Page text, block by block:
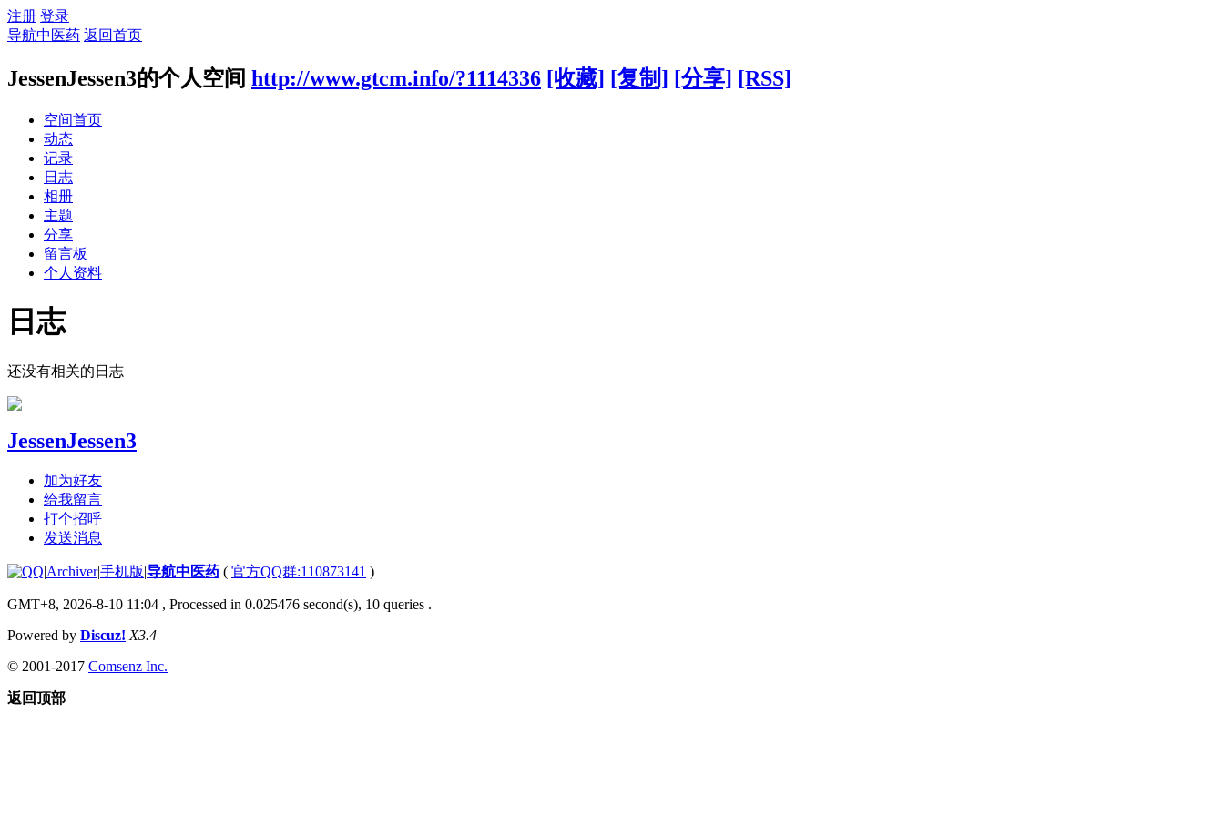
注册 登录
导航中医药 返回首页
JessenJessen3的个人空间 http://www.gtcm.info/?1114336 [收藏] [复制] [分享] [RSS]
空间首页
动态
记录
日志
相册
主题
分享
留言板
个人资料
日志
还没有相关的日志
JessenJessen3
加为好友
给我留言
打个招呼
发送消息
|Archiver|手机版|导航中医药 ( 官方QQ群:110873141 )
GMT+8, 2026-8-10 11:04 , Processed in 0.025476 second(s), 10 queries .
Powered by Discuz! X3.4
© 2001-2017 Comsenz Inc.
返回顶部